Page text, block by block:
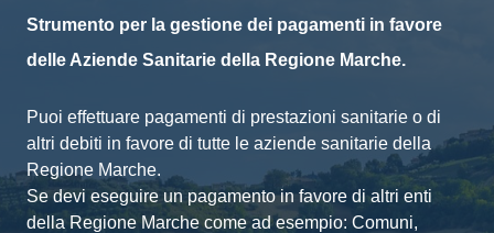
Strumento per la gestione dei pagamenti in favore
delle Aziende Sanitarie della Regione Marche.
Puoi effettuare pagamenti di prestazioni sanitarie o di
altri debiti in favore di tutte le aziende sanitarie della
Regione Marche.
Se devi eseguire un pagamento in favore di altri enti
della Regione Marche come ad esempio: Comuni,